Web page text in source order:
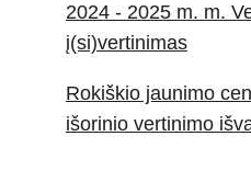
2024 - 2025 m. m.
į(si)vertinimas
Rokiškio jaunimo
išorinio vertinimo